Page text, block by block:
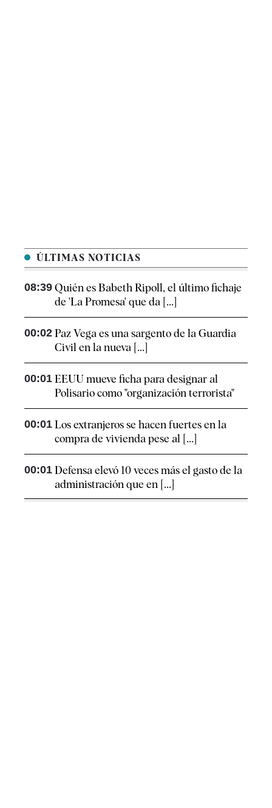
ÚLTIMAS NOTICIAS
08:39 Quién es Babeth Ripoll, el último fichaje
de 'La Promesa' que da [...]
00:02 Paz Vega es una sargento de la Guardia
Civil en la nueva [...]
00:01 EEUU mueve ficha para designar al
Polisario como "organización terrorista"
00:01 Los extranjeros se hacen fuertes en la
compra de vivienda pese al [...]
00:01 Defensa elevó 10 veces más el gasto de la
administración que en [...]